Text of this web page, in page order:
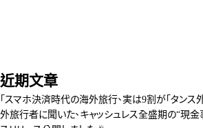
近期文章
「スマホ決済時代の海外旅行、実は9割が「タンス
外旅行者に聞いた、キャッシュレス全盛期の“現金